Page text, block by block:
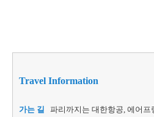
Travel Information
가는 길 파리까지는 대한항공, 에어